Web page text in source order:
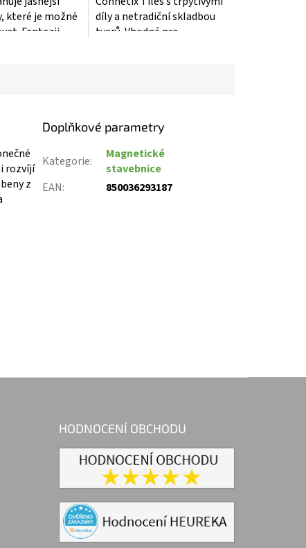
které je možné
Fantazii...
díly a netradiční skladbou
tvarů. Vhodné pro...
rozvíjí
z
Doplňkové parametry
Kategorie:
Magnetické
stavebnice
EAN: 850036293187
HODNOCENÍ OBCHODU